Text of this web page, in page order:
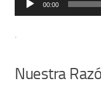
00:00
.
Nuestra